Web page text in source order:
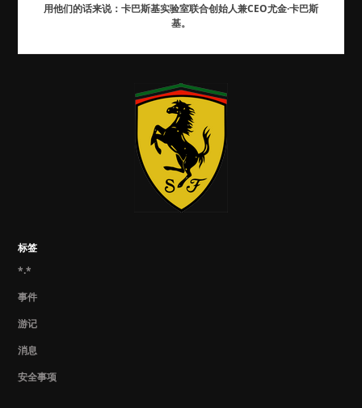
用他们的话来说：卡巴斯基实验室联合创始人兼CEO尤金·卡巴斯
基。
标签
*.*
事件
游记
消息
安全事项